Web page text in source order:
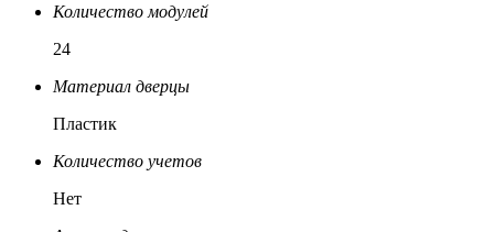
Количество модулей
24
Материал дверцы
Пластик
Количество учетов
Нет